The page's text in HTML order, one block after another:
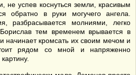
не успев коснуться земли, красивым
обратно в руки могучего ангела.
разбрасывается молниями, легко
тем временем врывается в
начинает кромсать их своим мечом и
рядом со мной и напряженно